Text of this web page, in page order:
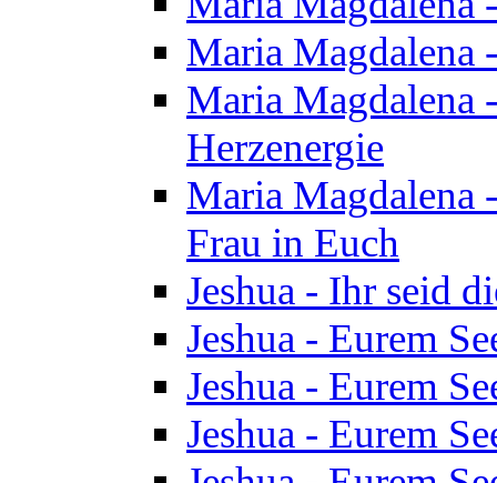
Maria Magdalena
Maria Magdalena
Herzenergie
Maria Magdalena
Frau in Euch
Jeshua - Ihr seid
Jeshua - Eurem
Jeshua - Eurem
Jeshua - Eurem